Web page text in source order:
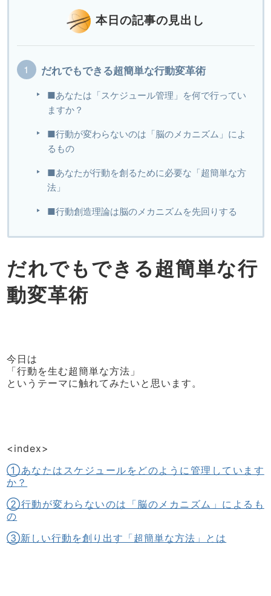
本日の記事の見出し
だれでもできる超簡単な行動変革術
■あなたは「スケジュール管理」を何で行ってい
ますか？
■行動が変わらないのは「脳のメカニズム」によ
るもの
■あなたが行動を創るために必要な「超簡単な方
法」
■行動創造理論は脳のメカニズムを先回りする
だれでもできる超簡単な行
動変革術
今日は
「行動を生む超簡単な方法」
というテーマに触れてみたいと思います。
<index>
①あなたはスケジュールをどのように管理しています
か？
②行動が変わらないのは「脳のメカニズム」によるも
の
③新しい行動を創り出す「超簡単な方法」とは